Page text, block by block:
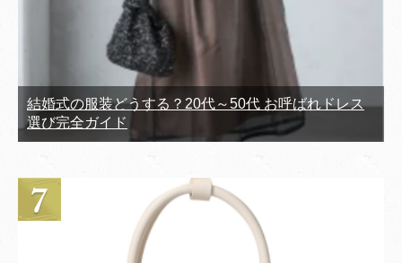
結婚式の服装どうする？20代～50代 お呼ばれドレス
選び完全ガイド